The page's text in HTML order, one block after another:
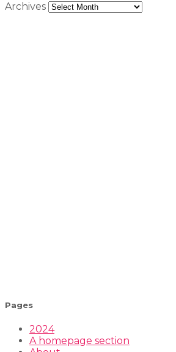
Archives
Pages
2024
A homepage section